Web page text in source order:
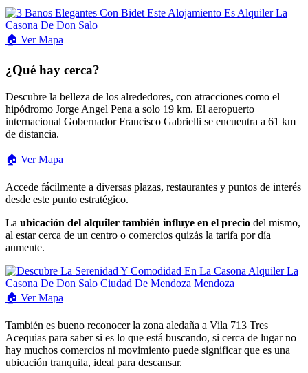
🏠 VerMapa
¿Qué hay cerca?
Descubre la belleza de los alrededores, con atracciones como el
hipódromo Jorge Angel Pena a solo 19 km. El aeropuerto
internacional Gobernador Francisco Gabrielli se encuentra a 61 km
de distancia.
🏠 Ver Mapa
Accede fácilmente a diversas plazas, restaurantes y puntos de interés
desde este punto estratégico.
La ubicación del alquiler también influye en el precio del mismo,
al estar cerca de un centro o comercios quizás la tarifa por día
aumente.
🏠 VerMapa
También es bueno reconocer la zona aledaña a Vila 713 Tres
Acequias para saber si es lo que está buscando, si cerca de lugar no
hay muchos comercios ni movimiento puede significar que es una
ubicación tranquila, ideal para descansar.